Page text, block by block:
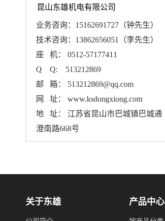
昆山东雄机电有限公司
业务咨询：15162691727（钟先生）
技术咨询：13862656051（李先生）
座 机： 0512-57177411
Q Q: 513212869
邮 箱： 513212869@qq.com
网 址： www.ksdongxiong.com
地 址： 江苏省昆山市巴城镇巴城通
澄南路668号
关于东雄 产品中心